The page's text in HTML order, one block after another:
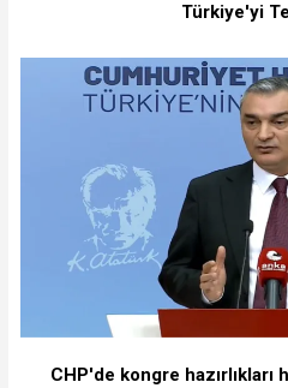
Türkiye'yi
CHP'de kongre hazırlıkları